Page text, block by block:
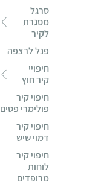
סרגל
מסגרת
לקיר
פנל לרצפה
חיפויי
קיר חוץ
חיפוי קיר
פולימרי פסים
חיפוי קיר
דמוי שיש
חיפוי קיר
לוחות
מרופדים